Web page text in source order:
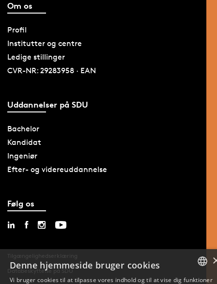
Om os
Profil
Institutter og centre
Ledige stillinger
CVR-NR: 29283958 · EAN
Uddannelser på SDU
Bachelor
Kandidat
Ingeniør
Efter- og videreuddannelse
Følg os
Tilgængelighedserklæring
Databeskyttelse på SDU
Denne hjemmeside bruger cookies
Vi bruger cookies til at tilpasse vores indhold og til at vise dig funktioner